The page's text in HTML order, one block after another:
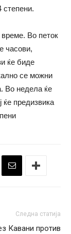
степени.
Во петок
часови,
ќе биде
се можни
Во недела ќе
ќе предизвика
Следна статија
Кавани против